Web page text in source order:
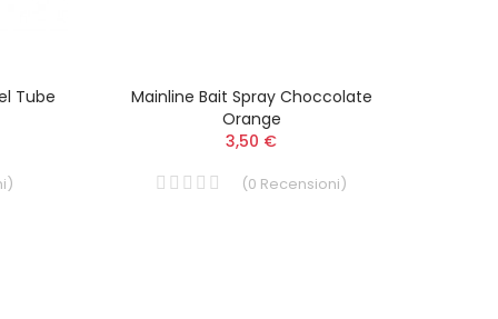
Tube
)
Mainline Bait Spray Choccolate
Orange
3,50 €
(0 Recensioni)